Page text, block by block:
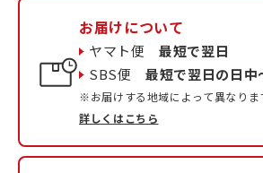
お届けについて
ヤマト便最短で翌日
SBS便最短で翌日の日中
※お届けする地域によって異なりま
詳しくはこちら